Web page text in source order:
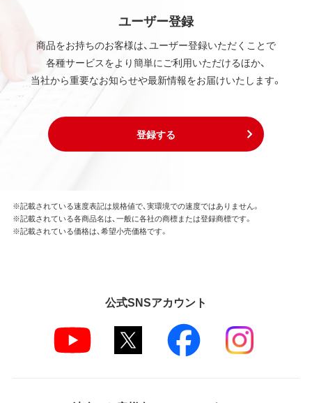
ユーザー登録
商品をお持ちのお客様は、ユーザー登録いただくことで
各種サービスをより簡単にご利用いただけるほか、
当社から重要なお知らせや最新情報をお届けいたします。
登録する
※記載されている速度表記は規格値で、実環境での速度ではありません。
※記載されている各商品名は、一般に各社の商標または登録商標です。
※記載されている価格は、希望小売価格です。
公式SNSアカウント